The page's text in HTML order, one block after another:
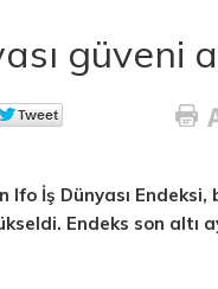
güveni
Ifo İş Dünyası
Endeks son altı